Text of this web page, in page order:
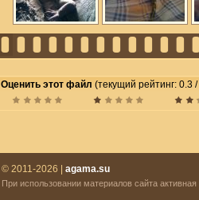
Оценить этот файл (текущий рейтинг: 0.3
© 2011-2026 | agama.su
При использовании материалов сайта